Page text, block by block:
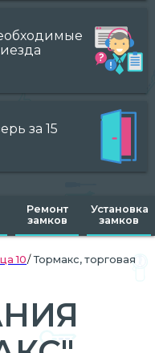
за 15
Ремонт
замков
Установка
замков
10
Тормакс, торговая